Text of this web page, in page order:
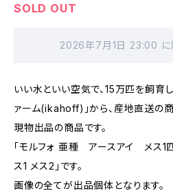
SOLD OUT
2026年7月1日 23:00 に
いい水といい空気で、15万匹を飼育
ァーム(ikahoff)」から、産地直送の商
現物出品の商品です。
「モルフォ 亜種 アースアイ メス1
ス1 メス2」です。
画像の全てが出品個体となります。